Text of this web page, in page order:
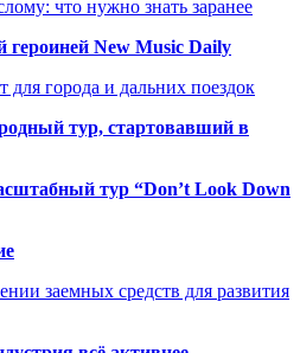
что нужно знать заранее
героиней New Music Daily
для города и дальних поездок
тур, стартовавший в
тур “Don’t Look Down
заемных средств для развития